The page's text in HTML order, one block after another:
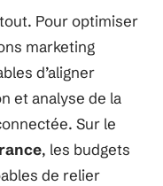
Pour optimiser
marketing
d’aligner
et analyse de la
Sur le
, les budgets
de relier